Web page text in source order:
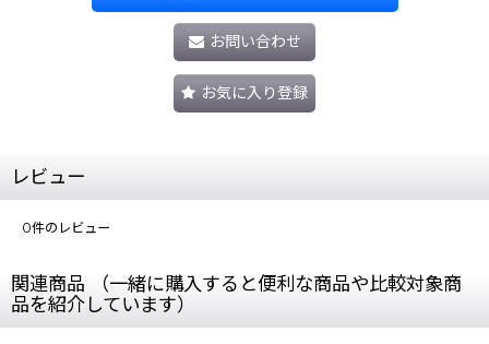
お問い合わせ
お気に入り登録
レビュー
0件のレビュー
関連商品 （一緒に購入すると便利な商品や比較対象商
品を紹介しています）